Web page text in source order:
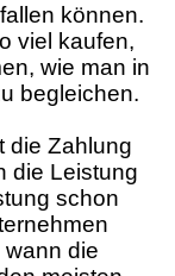
können.
viel kaufen,
wie man in
begleichen.
die Zahlung
die Leistung
schon
die